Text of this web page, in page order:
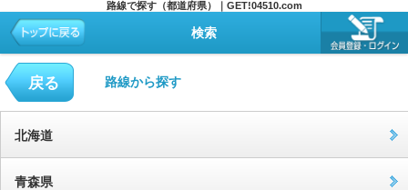
路線で探す（都道府県）｜GET!04510.com
検索
戻る 路線から探す
北海道
青森県